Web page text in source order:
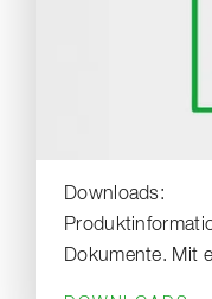
Downloads:
Dokumente. Mit